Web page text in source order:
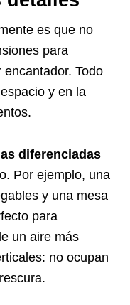
es que no
para
Todo
y en la
diferenciadas
Por ejemplo, una
y una mesa
para
un aire más
no ocupan